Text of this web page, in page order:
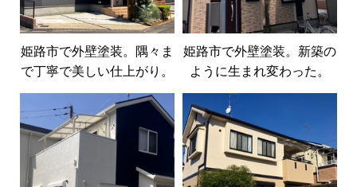
姫路市で外壁塗装。隅々ま
で丁寧で美しい仕上がり。
姫路市で外壁塗装。新築の
ように生まれ変わった。